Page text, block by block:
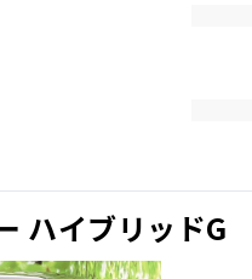
ハイブリッドG